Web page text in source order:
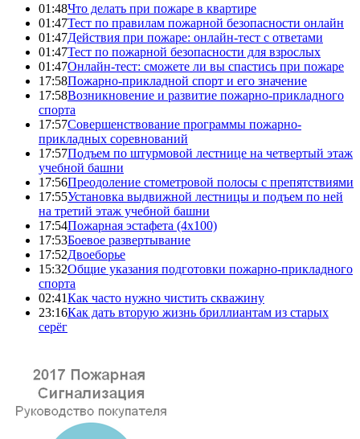
01:48Что делать при пожаре в квартире
01:47Тест по правилам пожарной безопасности онлайн
01:47Действия при пожаре: онлайн-тест с ответами
01:47Тест по пожарной безопасности для взрослых
01:47Онлайн-тест: сможете ли вы спастись при пожаре
17:58Пожарно-прикладной спорт и его значение
17:58Возникновение и развитие пожарно-прикладного
спорта
17:57Совершенствование программы пожарно-
прикладных соревнований
17:57Подъем по штурмовой лестнице на четвертый этаж
учебной башни
17:56Преодоление стометровой полосы с препятствиями
17:55Установка выдвижной лестницы и подъем по ней
на третий этаж учебной башни
17:54Пожарная эстафета (4x100)
17:53Боевое развертывание
17:52Двоеборье
15:32Общие указания подготовки пожарно-прикладного
спорта
02:41Как часто нужно чистить скважину
23:16Как дать вторую жизнь бриллиантам из старых
серёг